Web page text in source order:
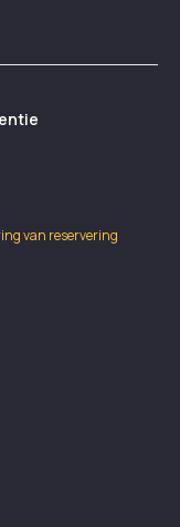
van reservering